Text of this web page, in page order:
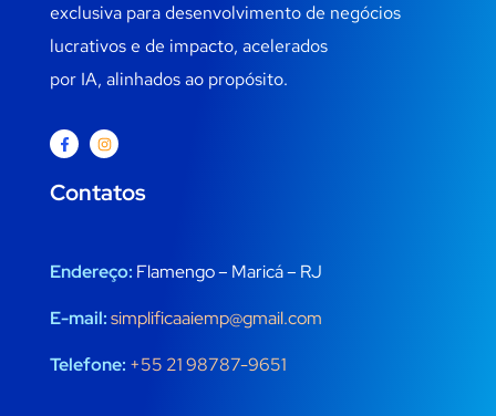
exclusiva para desenvolvimento de negócios
lucrativos e de impacto, acelerados
por IA, alinhados ao propósito.
Contatos
Endereço: Flamengo – Maricá – RJ
E-mail:simplificaaiemp@gmail.com
Telefone: +55 21 98787-9651